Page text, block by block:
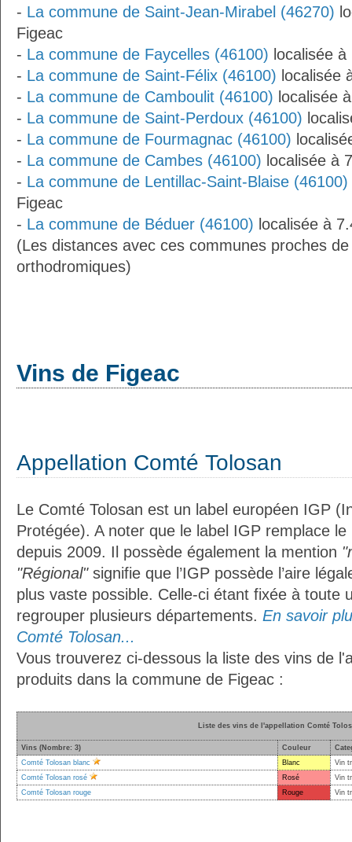
- La commune de Saint-Jean-Mirabel (46270)
Figeac
- La commune de Faycelles (46100) localisée
- La commune de Saint-Félix (46100) localisée
- La commune de Camboulit (46100) localisée
- La commune de Saint-Perdoux (46100)
- La commune de Fourmagnac (46100)
- La commune de Cambes (46100) localisée à
- La commune de Lentillac-Saint-Blaise (46100)
Figeac
- La commune de Béduer (46100) localisée à
(Les distances avec ces communes proches
orthodromiques)
Vins de Figeac
Appellation Comté Tolosan
Le Comté Tolosan est un label européen IGP
Protégée). A noter que le label IGP remplace
depuis 2009. Il possède également la mention
"Régional"signifie que l’IGP possède l’aire
plus vaste possible. Celle-ci étant fixée à toute
regrouper plusieurs départements. En savoir
Comté Tolosan...
Vous trouverez ci-dessous la liste des vins de
produits dans la commune de Figeac :
Liste des vins de l'appellation Comté
Vins (Nombre: 3) Couleur
Comté Tolosan blanc
Blanc
Vin
Comté Tolosan rosé
Rosé
Vin
Comté Tolosan rouge
Rouge Vin